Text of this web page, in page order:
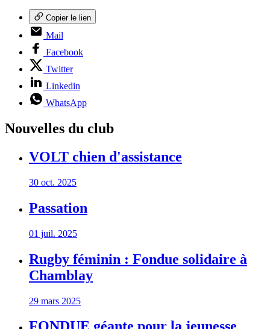
Copier le lien
Mail
Facebook
Twitter
Linkedin
WhatsApp
Nouvelles du club
VOLT chien d'assistance
30 oct. 2025
Passation
01 juil. 2025
Rugby féminin : Fondue solidaire à
Chamblay
29 mars 2025